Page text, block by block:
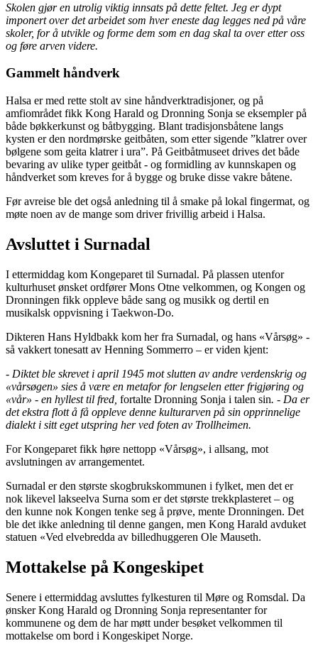
Skolen gjør en utrolig viktig innsats på dette feltet. Jeg er dypt
imponert over det arbeidet som hver eneste dag legges ned på våre
skoler, for å utvikle og forme dem som en dag skal ta over etter oss
og føre arven videre.
Gammelt håndverk
Halsa er med rette stolt av sine håndverktradisjoner, og på
amfiområdet fikk Kong Harald og Dronning Sonja se eksempler på
både bøkkerkunst og båtbygging. Blant tradisjonsbåtene langs
kysten er den nordmørske geitbåten, som etter sigende ”klatrer over
bølgene som geita klatrer i ura”. På Geitbåtmuseet drives det både
bevaring av ulike typer geitbåt - og formidling av kunnskapen og
håndverket som kreves for å bygge og bruke disse vakre båtene.
Før avreise ble det også anledning til å smake på lokal fingermat, og
møte noen av de mange som driver frivillig arbeid i Halsa.
Avsluttet i Surnadal
I ettermiddag kom Kongeparet til Surnadal. På plassen utenfor
kulturhuset ønsket ordfører Mons Otne velkommen, og Kongen og
Dronningen fikk oppleve både sang og musikk og dertil en
musikalsk oppvisning i Taekwon-Do.
Dikteren Hans Hyldbakk kom her fra Surnadal, og hans «Vårsøg» -
så vakkert tonesatt av Henning Sommerro – er viden kjent:
- Diktet ble skrevet i april 1945 mot slutten av andre verdenskrig og
«vårsøgen» sies å være en metafor for lengselen etter frigjøring og
«vår» - en hyllest til fred, fortalte Dronning Sonja i talen sin. - Da er
det ekstra flott å få oppleve denne kulturarven på sin opprinnelige
dialekt i sitt eget utspring her ved foten av Trollheimen.
For Kongeparet fikk høre nettopp «Vårsøg», i allsang, mot
avslutningen av arrangementet.
Surnadal er den største skogbrukskommunen i fylket, men det er
nok likevel lakseelva Surna som er det største trekkplasteret – og
den kunne nok Kongen tenke seg å prøve, mente Dronningen. Det
ble det ikke anledning til denne gangen, men Kong Harald avduket
statuen «Ved elvebredda av billedhuggeren Ole Mauseth.
Mottakelse på Kongeskipet
Senere i ettermiddag avsluttes fylkesturen til Møre og Romsdal. Da
ønsker Kong Harald og Dronning Sonja representanter for
kommunene og dem de har møtt under besøket velkommen til
mottakelse om bord i Kongeskipet Norge.